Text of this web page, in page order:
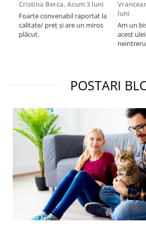
Cristina Berca, Acum 3 luni
Foarte convenabil raportat la
calitate/ preț și are un miros
plăcut.
luni
Am un
acest
treia
mult
POSTARI